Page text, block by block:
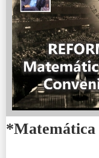
*Matemática